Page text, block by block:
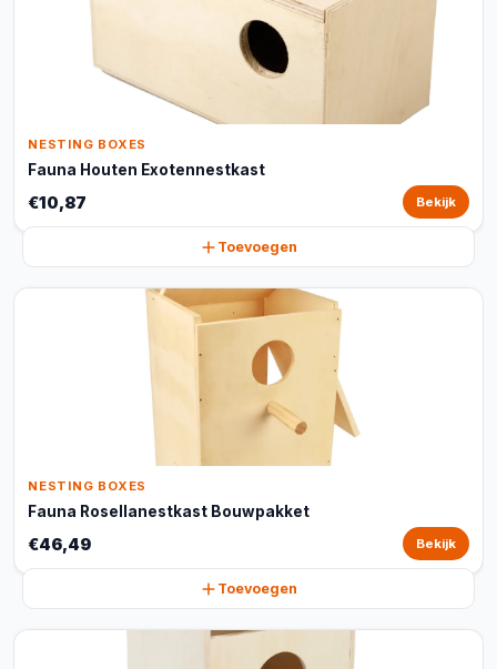
NESTING BOXES
Fauna Houten Exotennestkast
€10,87 Bekijk
Toevoegen
NESTING BOXES
Fauna Rosellanestkast Bouwpakket
€46,49 Bekijk
Toevoegen